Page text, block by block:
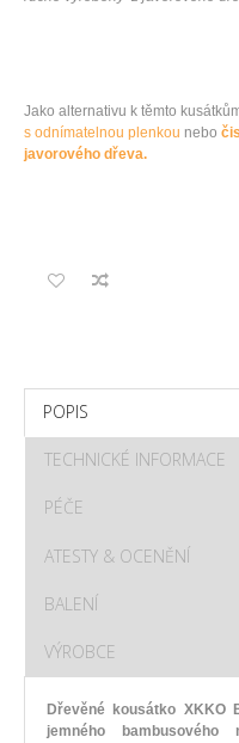
Jako alternativu k těmto
s odnímatelnou plenkou nebo
javorového dřeva.
POPIS
TECHNICKÉ INFORMACE
PÉČE
ATESTY & OCENĚNÍ
BALENÍ
VÝROBCE
Dřevěné kousátko
jemného bambusového